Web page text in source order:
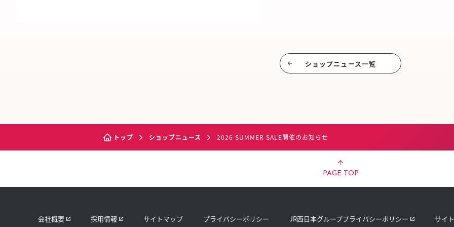
ショップニュース⼀覧
トップ ショップニュース 2026 SUMMER SALE開催のお知らせ
PAGE TOP
会社概要 採用情報 サイトマップ プライバシーポリシー JR西日本グループプライバシーポリシー サイ